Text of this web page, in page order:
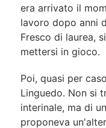
era arrivato il
lavoro dopo anni
Fresco di laurea,
mettersi in gioco.
Poi, quasi per
Linguedo. Non si
interinale, ma di
proponeva